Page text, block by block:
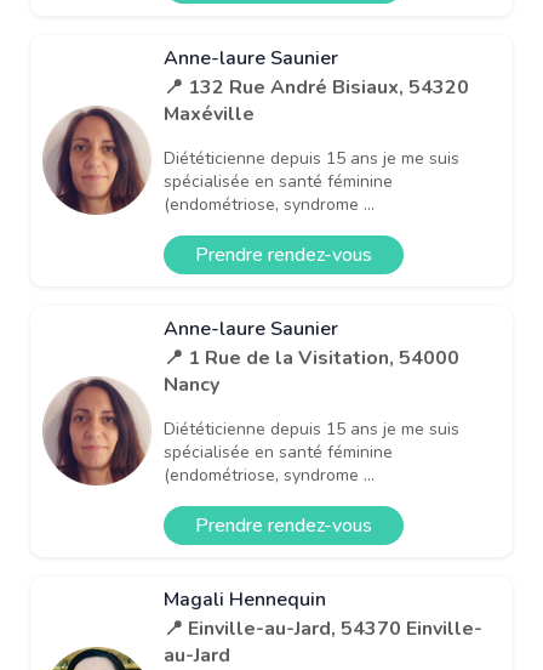
Anne-laure Saunier
📍 132 Rue André Bisiaux, 54320
Maxéville
Diététicienne depuis 15 ans je me suis
spécialisée en santé féminine
(endométriose, syndrome ...
Prendre rendez-vous
Anne-laure Saunier
📍 1 Rue de la Visitation, 54000
Nancy
Diététicienne depuis 15 ans je me suis
spécialisée en santé féminine
(endométriose, syndrome ...
Prendre rendez-vous
Magali Hennequin
📍 Einville-au-Jard, 54370 Einville-
au-Jard